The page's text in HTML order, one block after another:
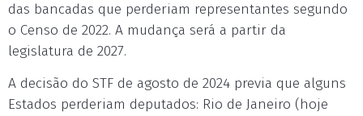
das bancadas que perderiam representantes segundo
o Censo de 2022. A mudança será a partir da
legislatura de 2027.
A decisão do STF de agosto de 2024 previa que alguns
Estados perderiam deputados: Rio de Janeiro (hoje